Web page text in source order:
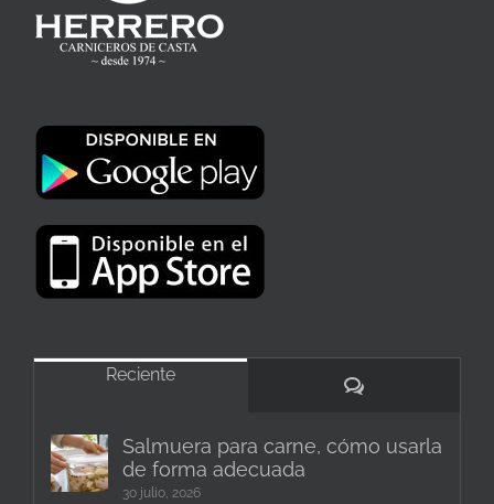
Reciente
Comentarios
Salmuera para carne, cómo usarla
de forma adecuada
30 julio, 2026